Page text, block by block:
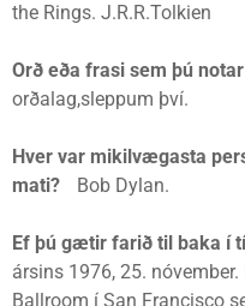
the Rings. J.R.R.Tolkien
Orð eða frasi sem þú
orðalag,sleppum því.
Hver var mikilvægasta
mati? Bob Dylan.
Ef þú gætir farið til baka í
ársins 1976, 25.
Ballroom í San Francisco